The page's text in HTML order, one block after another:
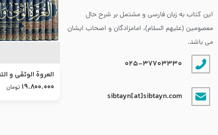
این کتاب به زبان فارسی و مشتمل بر شرح حال
معصومین (علیهم السلام)، امامزادگان و اصحاب ایشان
می باشد.
025-37703330
sibtayn[at]sibtayn.com
العروة الوثقى و
طرح جدید
19.800.000 تومان